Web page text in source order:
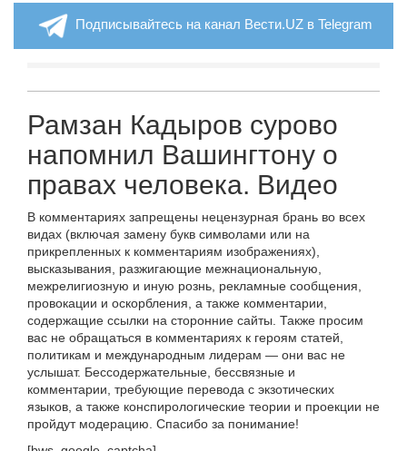
Подписывайтесь на канал Вести.UZ в Telegram
Рамзан Кадыров сурово
напомнил Вашингтону о
правах человека. Видео
В комментариях запрещены нецензурная брань во всех
видах (включая замену букв символами или на
прикрепленных к комментариям изображениях),
высказывания, разжигающие межнациональную,
межрелигиозную и иную рознь, рекламные сообщения,
провокации и оскорбления, а также комментарии,
содержащие ссылки на сторонние сайты. Также просим
вас не обращаться в комментариях к героям статей,
политикам и международным лидерам — они вас не
услышат. Бессодержательные, бессвязные и
комментарии, требующие перевода с экзотических
языков, а также конспирологические теории и проекции не
пройдут модерацию. Спасибо за понимание!